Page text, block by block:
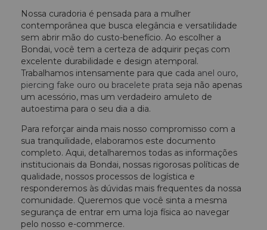
Nossa curadoria é pensada para a mulher
contemporânea que busca elegância e versatilidade
sem abrir mão do custo-benefício. Ao escolher a
Bondai, você tem a certeza de adquirir peças com
excelente durabilidade e design atemporal.
Trabalhamos intensamente para que cada anel ouro,
piercing fake ouro ou bracelete prata seja não apenas
um acessório, mas um verdadeiro amuleto de
autoestima para o seu dia a dia.
Para reforçar ainda mais nosso compromisso com a
sua tranquilidade, elaboramos este documento
completo. Aqui, detalharemos todas as informações
institucionais da Bondai, nossas rigorosas políticas de
qualidade, nossos processos de logística e
responderemos às dúvidas mais frequentes da nossa
comunidade. Queremos que você sinta a mesma
segurança de entrar em uma loja física ao navegar
pelo nosso e-commerce.